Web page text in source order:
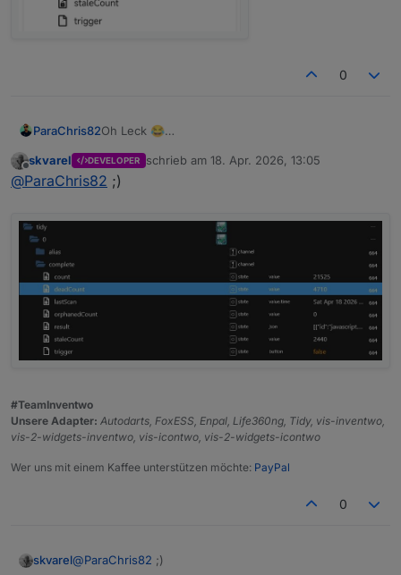
0
ParaChris82Oh Leck 😂
Offline
skvarel DEVELOPER schrieb am 18. Apr. 2026, 13:05
zuletzt editiert von
@ParaChris82 ;)
#TeamInventwo
Unsere Adapter: Autodarts, FoxESS, Enpal, Life360ng, Tidy, vis-inventwo,
vis-2-widgets-inventwo, vis-icontwo, vis-2-widgets-icontwo
Wer uns mit einem Kaffee unterstützen möchte: PayPal
0
skvarel@ParaChris82 ;)